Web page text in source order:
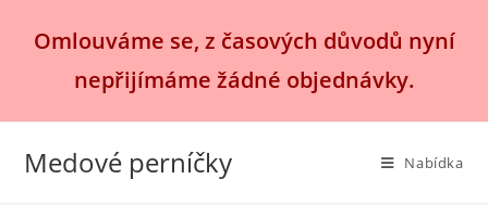
Omlouváme se, z časových důvodů nyní
nepřijímáme žádné objednávky.
Medové perníčky Nabídka